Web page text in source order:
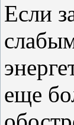
Если
еще